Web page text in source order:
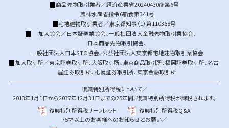
商品先物取引業者／経済産業省20240430商第6号
農林水産省指令6新食第341号
宅地建物取引業者／東京都知事（1）第110368号
加入協会／日本証券業協会、一般社団法人金融先物取引業協会、
日本商品先物取引協会、
一般社団法人日本STO協会、公益社団法人東京都宅地建物取引業協会
加入取引所／東京証券取引所、大阪取引所、 東京商品取引所、福岡証券取引所、名古
屋証券取引所、札幌証券取引所、 東京金融取引所
復興特別所得税について／
2013年1月1日から2037年12月31日までの25年間、復興特別所得税が課税されます。
復興特別所得税リーフレット
復興特別所得税Q&A
75才以上のお客様へのお知らせとお願い／